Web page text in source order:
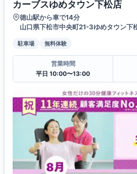
カーブスゆめタウン下松店
徳山駅から車で14分
山口県下松市中央町21-3ゆめタウン下
駐車場 無料体験
営業時間
平日 10:00〜13:00